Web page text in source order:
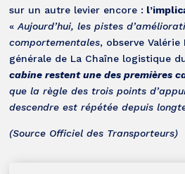
sur un autre levier encore :
«Aujourd’hui, les pistes
comportementales, observe Valérie
générale de La Chaîne logistique
cabine restent une des premières
que la règle des trois points
descendre est répétée depuis
(Source Officiel des Transporteurs)